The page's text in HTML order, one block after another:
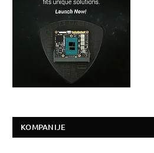
KOMPANIJE